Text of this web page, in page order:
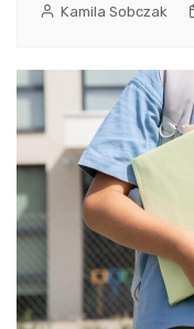
Kamila Sobczak